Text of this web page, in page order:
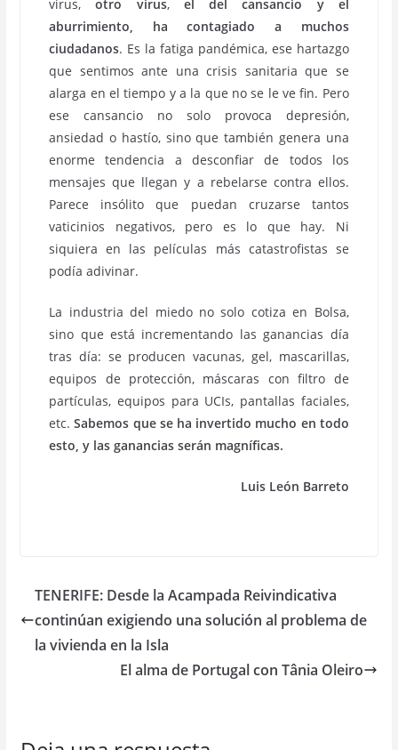
virus,otro virus, el del cansancio y el
aburrimiento, ha contagiado a muchos
ciudadanos. Es la fatiga pandémica, ese hartazgo
que sentimos ante una crisis sanitaria que se
alarga en el tiempo y a la que no se le ve fin. Pero
ese cansancio no solo provoca depresión,
ansiedad o hastío, sino que también genera una
enorme tendencia a desconfiar de todos los
mensajes que llegan y a rebelarse contra ellos.
Parece insólito que puedan cruzarse tantos
vaticinios negativos, pero es lo que hay. Ni
siquiera en las películas más catastrofistas se
podía adivinar.
La industria del miedo no solo cotiza en Bolsa,
sino que está incrementando las ganancias día
tras día: se producen vacunas, gel, mascarillas,
equipos de protección, máscaras con filtro de
partículas, equipos para UCIs, pantallas faciales,
etc.Sabemos que se ha invertido mucho en todo
esto, y las ganancias serán magníficas.
Luis León Barreto
TENERIFE: Desde la Acampada Reivindicativa
continúan exigiendo una solución al problema de
la vivienda en la Isla
El alma de Portugal con Tânia Oleiro